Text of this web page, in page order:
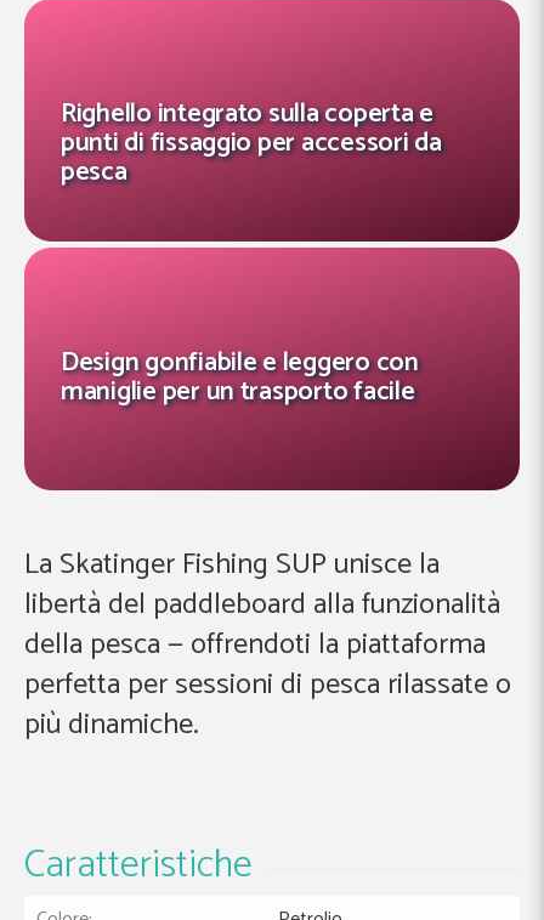
Righello integrato sulla coperta e
punti di fissaggio per accessori da
pesca
Design gonfiabile e leggero con
maniglie per un trasporto facile
La Skatinger Fishing SUP unisce la
libertà del paddleboard alla funzionalità
della pesca — offrendoti la piattaforma
perfetta per sessioni di pesca rilassate o
più dinamiche.
Caratteristiche